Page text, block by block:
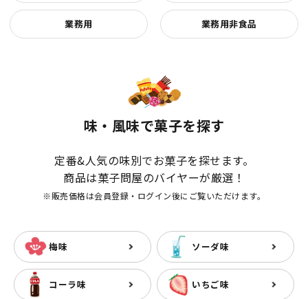
業務用 業務用非食品
味・風味で菓子を探す
定番&人気の味別でお菓子を探せます。
商品は菓子問屋のバイヤーが厳選！
※販売価格は会員登録・ログイン後にご覧いただけます。
梅味 ソーダ味
コーラ味 いちご味